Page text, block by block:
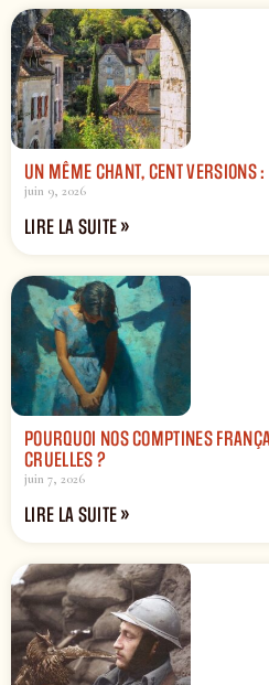
UN MÊME CHANT, CENT VERSIONS
juin 9, 2026
LIRE LA SUITE »
POURQUOI NOS COMPTINES
CRUELLES ?
juin 7, 2026
LIRE LA SUITE »